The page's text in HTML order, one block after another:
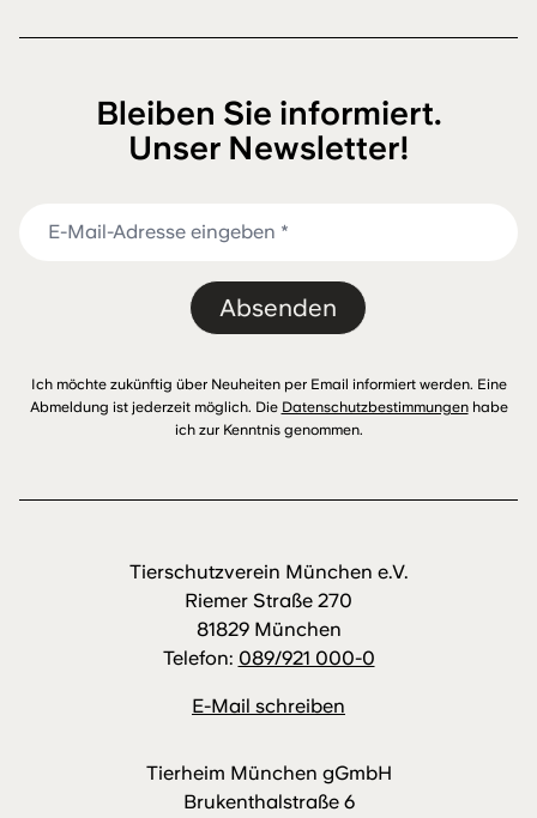
Tierschutzverein München e.V.
Riemer Straße 270
81829 München
Telefon: 089/921 000-0
E-Mail schreiben
Tierheim München gGmbH
Brukenthalstraße 6
Bleiben Sie informiert.
Unser Newsletter!
Absenden
Ich möchte zukünftig über Neuheiten per Email informiert werden. Eine
Abmeldung ist jederzeit möglich. Die Datenschutzbestimmungenhabe
ich zur Kenntnis genommen.